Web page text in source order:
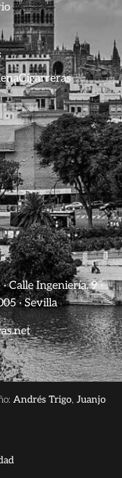
Calle Ingeniería, 9 ·
· Sevilla
Andrés Trigo, Juanjo